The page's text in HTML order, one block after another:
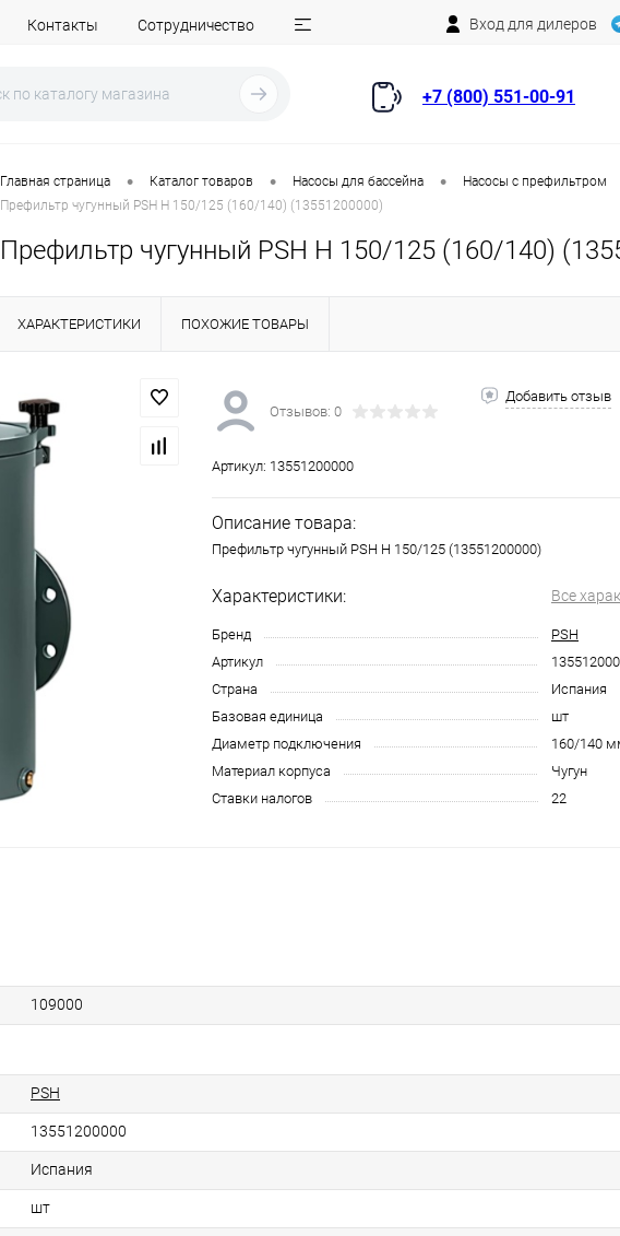
Контакты Сотрудничество Вход для дилеров
+7 (800) 551-00-91
Главная страница • Каталог товаров • Насосы для бассейна • Насосы с префильтром
Префильтр чугунный PSH H 150/125 (160/140) (13551200000)
Префильтр чугунный PSH H 150/125 (160/140)
ХАРАКТЕРИСТИКИ ПОХОЖИЕ ТОВАРЫ
Отзывов: 0
Добавить отзыв
Артикул: 13551200000
Описание товара:
Префильтр чугунный PSH H 150/125 (13551200000)
Характеристики: Все
Бренд
PSH
Артикул
Страна
Испания
Базовая единица
шт
Диаметр подключения
160/140
Материал корпуса
Чугун
Ставки налогов
22
109000
PSH
13551200000
Испания
шт